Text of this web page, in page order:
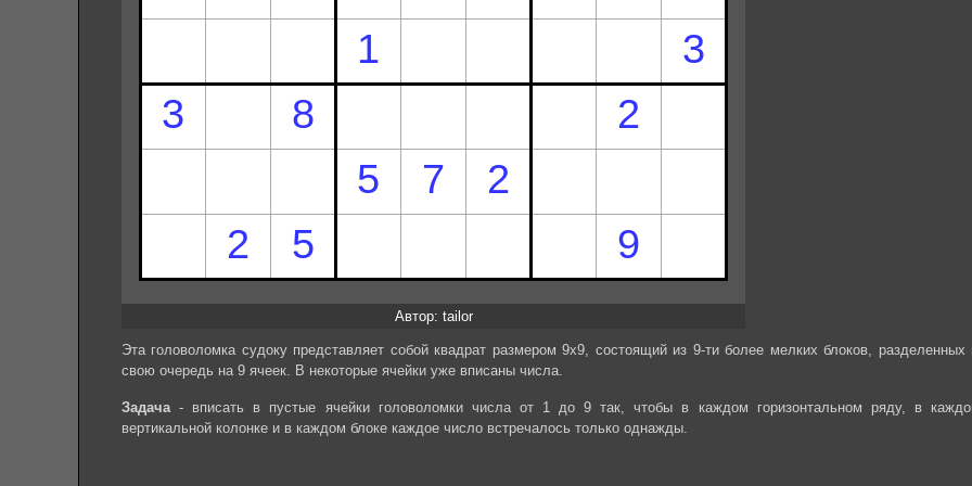
Автор: tailor
Эта головоломка судоку представляет собой квадрат размером 9х9, состоящий из 9-ти более мелких блоков, разделенных
свою очередь на 9 ячеек. В некоторые ячейки уже вписаны числа.
Задача- вписать в пустые ячейки головоломки числа от 1 до 9 так, чтобы в каждом горизонтальном ряду, в
вертикальной колонке и в каждом блоке каждое число встречалось только однажды.